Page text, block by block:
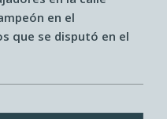
en el
que se disputó en el